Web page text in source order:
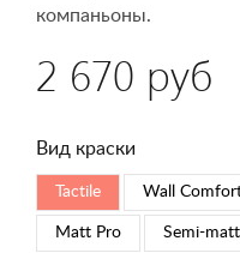
компаньоны.
2 670 руб
Вид краски
Tactile Wall
Matt Pro Semi-matt